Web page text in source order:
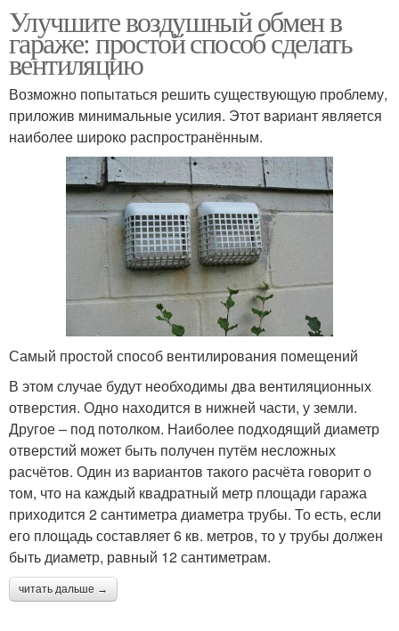
Улучшите воздушный обмен в
гараже: простой способ сделать
вентиляцию
Возможно попытаться решить существующую проблему,
приложив минимальные усилия. Этот вариант является
наиболее широко распространённым.
Самый простой способ вентилирования помещений
В этом случае будут необходимы два вентиляционных
отверстия. Одно находится в нижней части, у земли.
Другое – под потолком. Наиболее подходящий диаметр
отверстий может быть получен путём несложных
расчётов. Один из вариантов такого расчёта говорит о
том, что на каждый квадратный метр площади гаража
приходится 2 сантиметра диаметра трубы. То есть, если
его площадь составляет 6 кв. метров, то у трубы должен
быть диаметр, равный 12 сантиметрам.
читать дальше →